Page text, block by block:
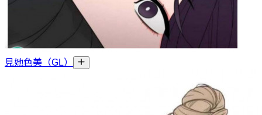
見她色美（GL）